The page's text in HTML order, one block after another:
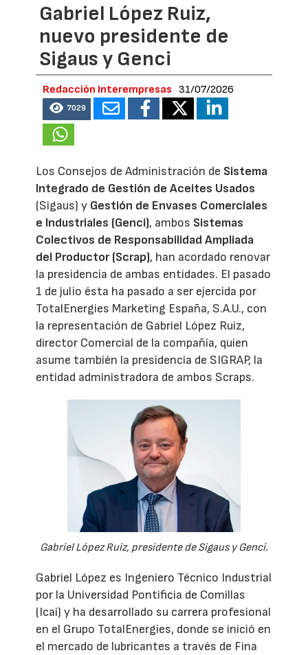
Gabriel López Ruiz,
nuevo presidente de
Sigaus y Genci
Redacción Interempresas 31/07/2026
7029
Los Consejos de Administración de Sistema
Integrado de Gestión de Aceites Usados
(Sigaus) y Gestión de Envases Comerciales
e Industriales (Genci), ambos Sistemas
Colectivos de Responsabilidad Ampliada
del Productor (Scrap), han acordado renovar
la presidencia de ambas entidades. El pasado
1 de julio ésta ha pasado a ser ejercida por
TotalEnergies Marketing España, S.A.U., con
la representación de Gabriel López Ruiz,
director Comercial de la compañía, quien
asume también la presidencia de SIGRAP, la
entidad administradora de ambos Scraps.
Gabriel López Ruiz, presidente de Sigaus y Genci.
Gabriel López es Ingeniero Técnico Industrial
por la Universidad Pontificia de Comillas
(Icai) y ha desarrollado su carrera profesional
en el Grupo TotalEnergies, donde se inició en
el mercado de lubricantes a través de Fina